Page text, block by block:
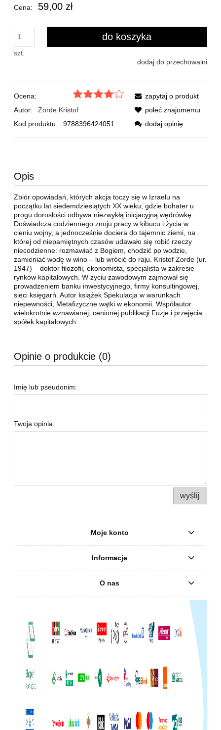
Cena: 59,00 zł
szt.
do koszyka
dodaj do przechowalni
Ocena:
Autor:
Zorde Kristof
Kod produktu:
9788396424051
zapytaj o produkt
poleć znajomemu
dodaj opinię
Opis
Zbiór opowiadań, których akcja toczy się w Izraelu na
początku lat siedemdziesiątych XX wieku, gdzie bohater u
progu dorosłości odbywa niezwykłą inicjacyjną wędrówkę.
Doświadcza codziennego znoju pracy w kibucu i życia w
cieniu wojny, a jednocześnie dociera do tajemnic ziemi, na
której od niepamiętnych czasów udawało się robić rzeczy
niecodzienne: rozmawiać z Bogiem, chodzić po wodzie,
zamieniać wodę w wino – lub wrócić do raju. Kristof Zorde (ur.
1947) – doktor filozofii, ekonomista, specjalista w zakresie
rynków kapitałowych. W życiu zawodowym zajmował się
prowadzeniem banku inwestycyjnego, firmy konsultingowej,
sieci księgarń. Autor książek Spekulacja w warunkach
niepewności, Metafizyczne wątki w ekonomii. Współautor
wielokrotnie wznawianej, cenionej publikacji Fuzje i przejęcia
spółek kapitałowych.
Opinie o produkcie (0)
Imię lub pseudonim:
Twoja opinia:
wyślij
Moje konto
Informacje
O nas